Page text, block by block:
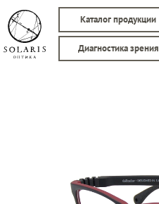
Каталог продукции
Диагностика зрения